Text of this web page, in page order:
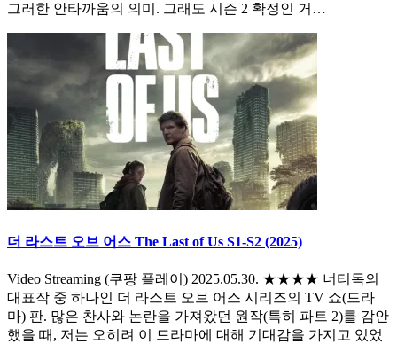
그러한 안타까움의 의미. 그래도 시즌 2 확정인 거…
더 라스트 오브 어스 The Last of Us S1-S2 (2025)
Video Streaming (쿠팡 플레이) 2025.05.30. ★★★★ 너티독의
대표작 중 하나인 더 라스트 오브 어스 시리즈의 TV 쇼(드라
마) 판. 많은 찬사와 논란을 가져왔던 원작(특히 파트 2)를 감안
했을 때, 저는 오히려 이 드라마에 대해 기대감을 가지고 있었